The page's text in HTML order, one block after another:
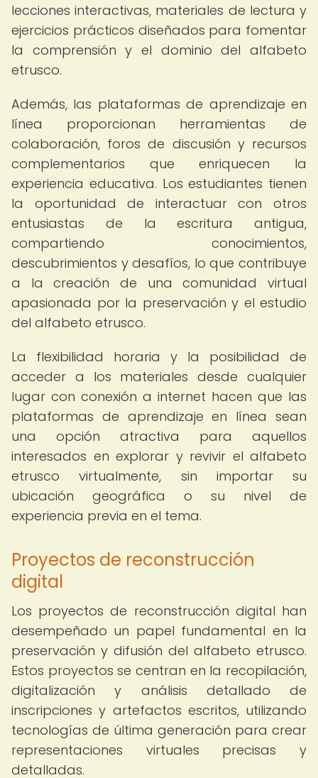
lecciones interactivas, materiales de lectura y
ejercicios prácticos diseñados para fomentar
la comprensión y el dominio del alfabeto
etrusco.
Además, las plataformas de aprendizaje en
línea proporcionan herramientas de
colaboración, foros de discusión y recursos
complementarios que enriquecen la
experiencia educativa. Los estudiantes tienen
la oportunidad de interactuar con otros
entusiastas de la escritura antigua,
compartiendo conocimientos,
descubrimientos y desafíos, lo que contribuye
a la creación de una comunidad virtual
apasionada por la preservación y el estudio
del alfabeto etrusco.
La flexibilidad horaria y la posibilidad de
acceder a los materiales desde cualquier
lugar con conexión a internet hacen que las
plataformas de aprendizaje en línea sean
una opción atractiva para aquellos
interesados en explorar y revivir el alfabeto
etrusco virtualmente, sin importar su
ubicación geográfica o su nivel de
experiencia previa en el tema.
Proyectos de reconstrucción
digital
Los proyectos de reconstrucción digital han
desempeñado un papel fundamental en la
preservación y difusión del alfabeto etrusco.
Estos proyectos se centran en la recopilación,
digitalización y análisis detallado de
inscripciones y artefactos escritos, utilizando
tecnologías de última generación para crear
representaciones virtuales precisas y
detalladas.